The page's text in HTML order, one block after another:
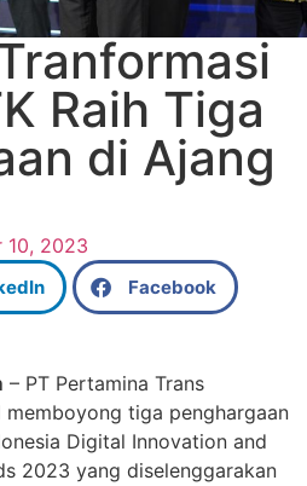
Raih Tiga
di Ajang
10, 2023
Facebook
– PT Pertamina Trans
memboyong tiga penghargaan
Digital Innovation and
2023 yang diselenggarakan